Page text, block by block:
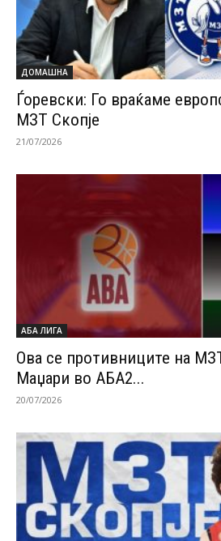
ДОМАШНА
Ѓоревски: Го враќаме
МЗТ Скопје
21/07/2026
АБА ЛИГА
Ова се противниците на
Маџари во АБА2...
20/07/2026